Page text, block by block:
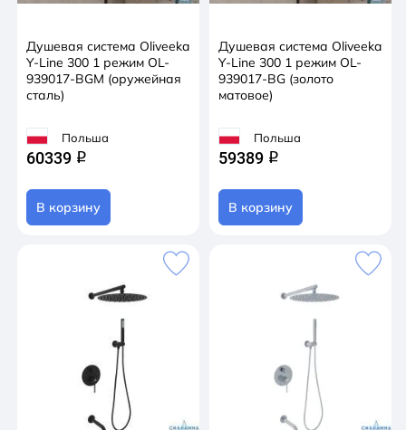
Душевая система Oliveeka
Y-Line 300 1 режим OL-
939017-BGM (оружейная
сталь)
Польша
60339 q
В корзину
Душевая система Oliveeka
Y-Line 300 1 режим OL-
939017-BG (золото
матовое)
Польша
59389 q
В корзину